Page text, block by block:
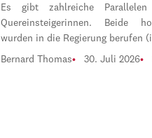
Es gibt zahlreiche
Quereinsteigerinnen. Beide
wurden in die Regierung berufen
Bernard Thomas 30. Juli 2026